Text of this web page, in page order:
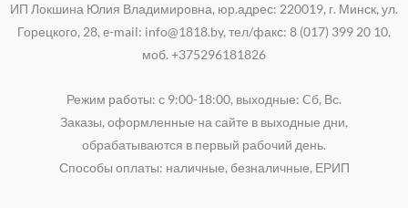
ИП Локшина Юлия Владимировна, юр.адрес: 220019, г. Минск, ул.
Горецкого, 28, e-mail: info@1818.by, тел/факс: 8 (017) 399 20 10,
моб. +375296181826
Режим работы: с 9:00-18:00, выходные: Cб, Вс.
Заказы, оформленные на сайте в выходные дни,
обрабатываются в первый рабочий день.
Способы оплаты: наличные, безналичные, ЕРИП